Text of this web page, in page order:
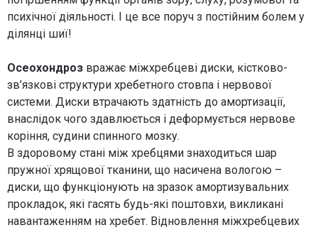
психічної діяльності. І це все поруч з постійним болем у
ділянці шиї!
Осеохондроз вражає міжхребцеві диски, кістково-
зв’язкові структури хребетного стовпа і нервової
системи. Диски втрачають здатність до амортизації,
внаслідок чого здавлюється і деформується нервове
коріння, судини спинного мозку.
В здоровому стані між хребцями знаходиться шар
пружної хрящової тканини, що насичена вологою –
диски, що функціонують на зразок амортизувальних
прокладок, які гасять будь-які поштовхи, викликані
навантаженням на хребет. Відновлення міжхребцевих